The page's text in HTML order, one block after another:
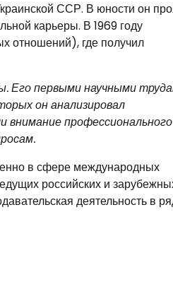
ССР. В юности он
карьеры. В 1969 году
отношений), где получил
Его первыми научными
он анализировал
внимание профессионального
в сфере международных
российских и
деятельность в